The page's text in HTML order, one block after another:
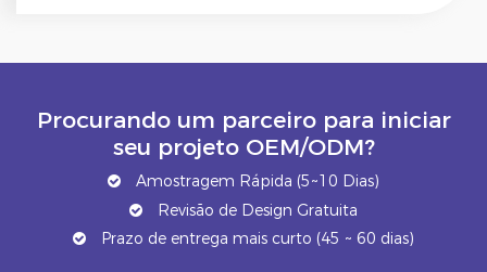
Procurando um parceiro para iniciar
seu projeto OEM/ODM?
Amostragem Rápida (5~10 Dias)
Revisão de Design Gratuita
Prazo de entrega mais curto (45 ~ 60 dias)